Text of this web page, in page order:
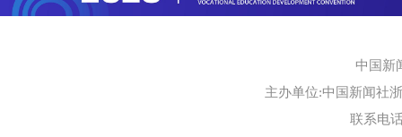
中国新
主办单位:中国新闻社
联系电